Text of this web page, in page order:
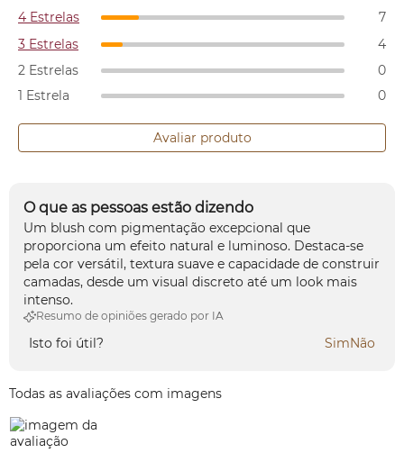
4 Estrelas
7
3 Estrelas
4
2 Estrelas
0
1 Estrela
0
Avaliar produto
O que as pessoas estão dizendo
Um blush com pigmentação excepcional que
proporciona um efeito natural e luminoso. Destaca-se
pela cor versátil, textura suave e capacidade de construir
camadas, desde um visual discreto até um look mais
intenso.
Resumo de opiniões gerado por IA
Isto foi útil? SimNão
Todas as avaliações com imagens